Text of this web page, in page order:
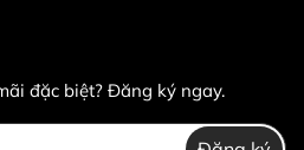
(gọi trong giờ hành
chiều từ 14h-
đặc biệt? Đăng ký ngay.